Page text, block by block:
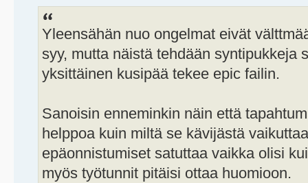
Yleensähän nuo ongelmat eivät
syy, mutta näistä tehdään syntipukkeja
yksittäinen kusipää tekee epic failin.
Sanoisin enneminkin näin että
helppoa kuin miltä se kävijästä
epäonnistumiset satuttaa vaikka olisi
myös työtunnit pitäisi ottaa huomioon.